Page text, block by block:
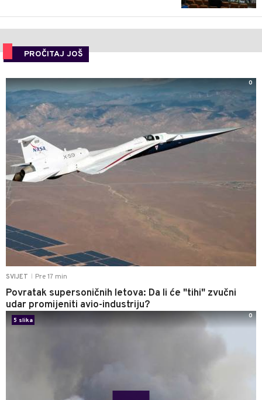
PROČITAJ JOŠ
SVIJET Pre 17 min
Povratak supersoničnih letova: Da li će "tihi" zvučni
udar promijeniti avio-industriju?
0
5 slika
0